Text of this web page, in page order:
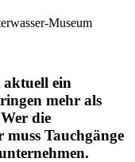
ein
mehr als
die
Tauchgänge